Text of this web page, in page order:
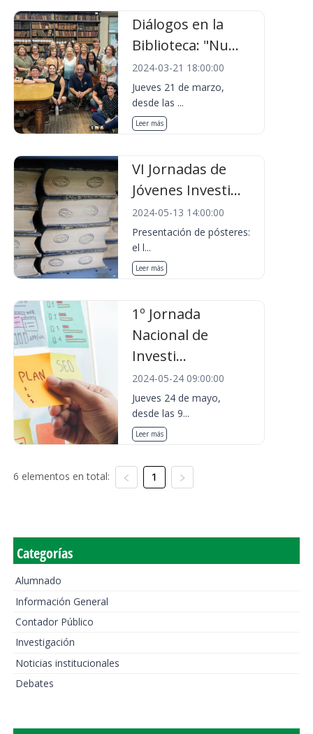
Diálogos en la
Biblioteca: "Nu...
2024-03-21 18:00:00
Jueves 21 de marzo,
desde las ...
Leer más
VI Jornadas de
Jóvenes Investi...
2024-05-13 14:00:00
Presentación de pósteres:
el l...
Leer más
1º Jornada
Nacional de
Investi...
2024-05-24 09:00:00
Jueves 24 de mayo,
desde las 9...
Leer más
6 elementos en total: 1
Categorías
Alumnado
Información General
Contador Público
Investigación
Noticias institucionales
Debates